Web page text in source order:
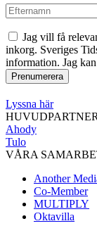
Jag vill få
inkorg. Sveriges
information. Jag
Lyssna här
Ahody
Tulo
VÅRA
Another
Co-Member
MULTIPLY
Oktavilla